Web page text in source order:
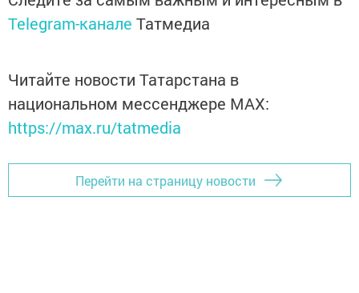
Telegram-канале Татмедиа
Читайте новости Татарстана в
национальном мессенджере MАХ:
https://max.ru/tatmedia
Перейти на страницу новости